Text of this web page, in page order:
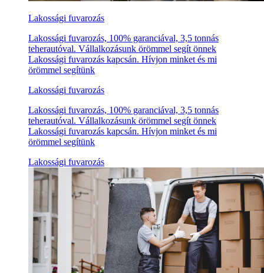
Lakossági fuvarozás
Lakossági fuvarozás, 100% garanciával, 3,5 tonnás
teherautóval. Vállalkozásunk örömmel segít önnek
Lakossági fuvarozás kapcsán. Hívjon minket és mi
örömmel segítünk
Lakossági fuvarozás
Lakossági fuvarozás, 100% garanciával, 3,5 tonnás
teherautóval. Vállalkozásunk örömmel segít önnek
Lakossági fuvarozás kapcsán. Hívjon minket és mi
örömmel segítünk
Lakossági fuvarozás